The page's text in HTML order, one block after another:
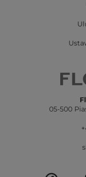
05-500